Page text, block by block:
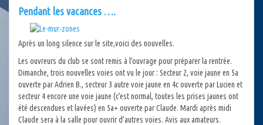
Pendant les vacances ….
Après un long silence sur le site,voici des nouvelles.
Les ouvreurs du club se sont remis à l’ouvrage pour préparer la rentrée.
Dimanche, trois nouvelles voies ont vu le jour : Secteur 2, voie jaune en 5a
ouverte par Adrien B., secteur 3 autre voie jaune en 4c ouverte par Lucien et
secteur 4 encore une voie jaune (c’est normal, toutes les prises jaunes ont
été descendues et lavées) en 5a+ ouverte par Claude. Mardi après midi
Claude sera à la salle pour ouvrir d’autres voies. Avis aux amateurs.